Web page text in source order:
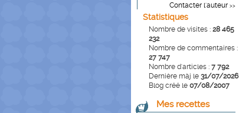
Contacter l'auteur >>
Statistiques
Nombre de visites : 28 465
232
Nombre de commentaires :
27 747
Nombre d'articles : 7 792
Dernière màj le 31/07/2026
Blog créé le 07/08/2007
Mes recettes